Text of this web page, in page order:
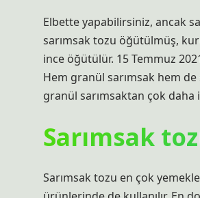
Elbette yapabilirsiniz, ancak
sarımsak tozu öğütülmüş,
ince öğütülür. 15 Temmuz
Hem granül sarımsak hem
granül sarımsaktan çok daha
Sarımsak
Sarımsak tozu en çok